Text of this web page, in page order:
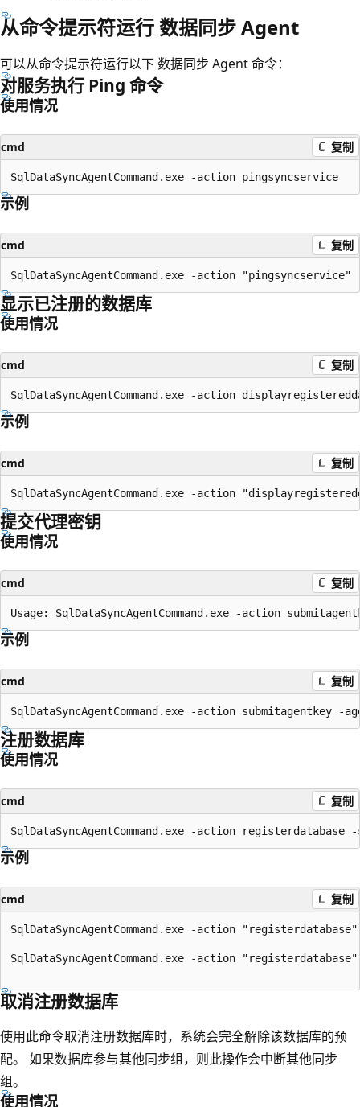
从命令提示符运行 数据同步 Agent
可以从命令提示符运行以下 数据同步 Agent 命令：
对服务执行 Ping 命令
使用情况
cmd 复制
示例
cmd 复制
显示已注册的数据库
使用情况
cmd 复制
示例
cmd 复制
提交代理密钥
使用情况
cmd 复制
示例
cmd 复制
注册数据库
使用情况
cmd 复制
示例
cmd 复制
SqlDataSyncAgentCommand.exe -action
SqlDataSyncAgentCommand.exe -action
取消注册数据库
使用此命令取消注册数据库时，系统会完全解除该数据库的预
配。 如果数据库参与其他同步组，则此操作会中断其他同步
组。
使用情况